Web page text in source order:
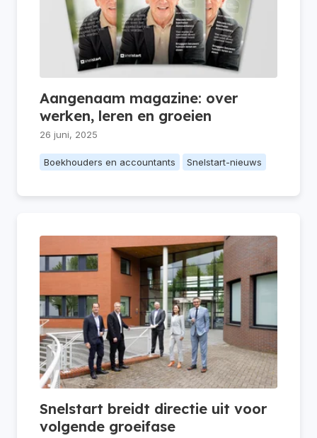
Aangenaam magazine: over
werken, leren en groeien
26 juni, 2025
Boekhouders en accountants Snelstart-nieuws
Snelstart breidt directie uit voor
volgende groeifase